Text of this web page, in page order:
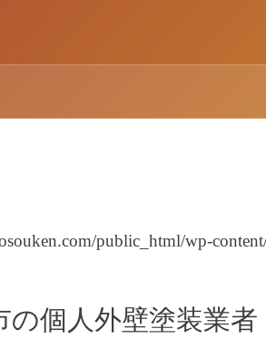
public_html/wp-
市の個人外壁塗装業